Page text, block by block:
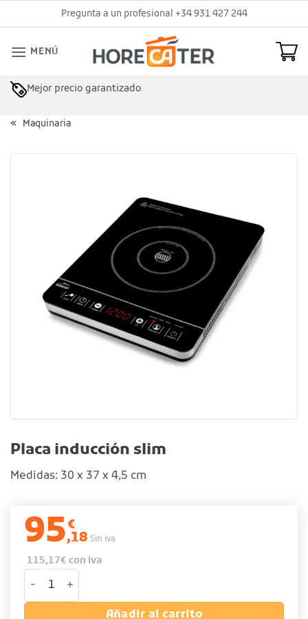
al
Pregunta a un profesional +34 931 427 244
MENÚ
Mejor precio garantizado
Asesoramiento profesional
Maquinaria
Placa inducción slim
Medidas: 30 x 37 x 4,5 cm
95€
,18 Sin iva
115,17€ con iva
Añadir al carrito